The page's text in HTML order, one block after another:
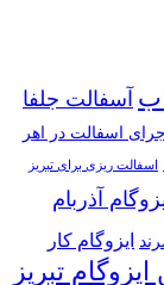
آسفالت جلفا
اسفالت در اهر
اسفالت ریزی برای تبریز
آذربام
ایزوگام کار
ایزوگام تبریز